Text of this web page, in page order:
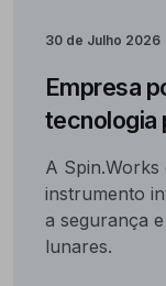
30 de Julho 2026
Empresa
tecnologia
A Spin.Works
instrumento
a segurança
lunares.